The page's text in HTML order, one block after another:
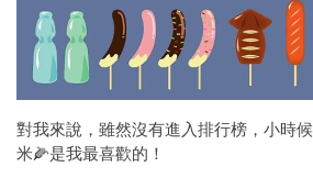
對我來說，雖然沒有進入排行榜，小時
米🌽是我最喜歡的！